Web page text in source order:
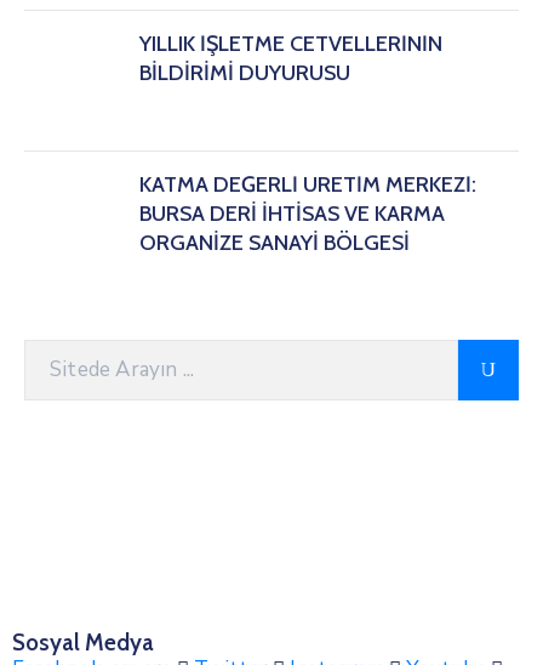
YILLIK İŞLETME CETVELLERİNİN
BİLDİRİMİ DUYURUSU
KATMA DEĞERLİ ÜRETİM MERKEZİ:
BURSA DERİ İHTİSAS VE KARMA
ORGANİZE SANAYİ BÖLGESİ
Sosyal Medya